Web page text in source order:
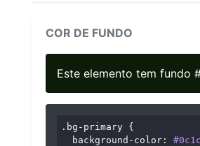
COR DE FUNDO
Este elemento tem fundo
.bg-primary {
background-color :